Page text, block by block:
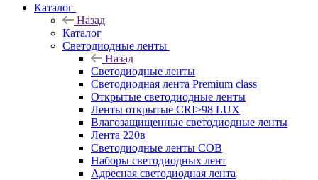
Каталог
Назад
Каталог
Светодиодные ленты
Назад
Светодиодные ленты
Светодиодная лента Premium class
Открытые светодиодные ленты
Ленты открытые CRI>98 LUX
Влагозащищенные светодиодные ленты
Лента 220в
Светодиодные ленты COB
Наборы светодиодных лент
Адресная светодиодная лента